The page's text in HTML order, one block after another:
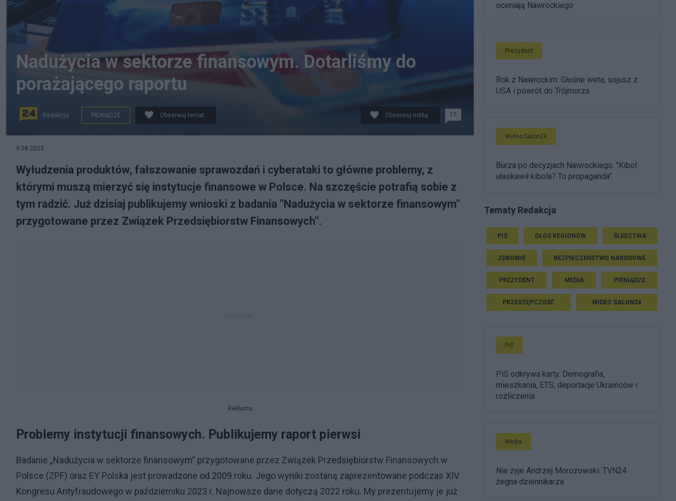
Nadużycia w sektorze finansowym. Dotarliśmy do
porażającego raportu
Redakcja PIENIĄDZE Obserwuj temat Obserwuj notkę 17
9.08.2023
Wyłudzenia produktów, fałszowanie sprawozdań i cyberataki to główne problemy, z
którymi muszą mierzyć się instytucje finansowe w Polsce. Na szczęście potrafią sobie z
tym radzić. Już dzisiaj publikujemy wnioski z badania "Nadużycia w sektorze finansowym"
przygotowane przez Związek Przedsiębiorstw Finansowych".
Reklama
Problemy instytucji finansowych. Publikujemy raport pierwsi
Badanie „Nadużycia w sektorze finansowym” przygotowane przez Związek Przedsiębiorstw Finansowych w
Polsce (ZPF) oraz EY Polska jest prowadzone od 2009 roku. Jego wyniki zostaną zaprezentowane podczas XIV
Kongresu Antyfraudowego w październiku 2023 r. Najnowsze dane dotyczą 2022 roku. My prezentujemy je już
oceniają Nawrockiego
Prezydent
Rok z Nawrockim. Głośne weta, sojusz z
USA i powrót do Trójmorza
Wideo Salon24
Burza po decyzjach Nawrockiego. "Kibol
ułaskawił kibola? To propaganda"
Tematy Redakcja
PIS GŁOS REGIONÓW ŚLEDZTWA
ZDROWIE BEZPIECZEŃSTWO NARODOWE
PREZYDENT MEDIA PIENIĄDZE
PRZESTĘPCZOŚĆ WIDEO SALON24
PiS
PiS odkrywa karty. Demografia,
mieszkania, ETS, deportacje Ukraińców i
rozliczenia
Media
Nie żyje Andrzej Morozowski. TVN24
żegna dziennikarza